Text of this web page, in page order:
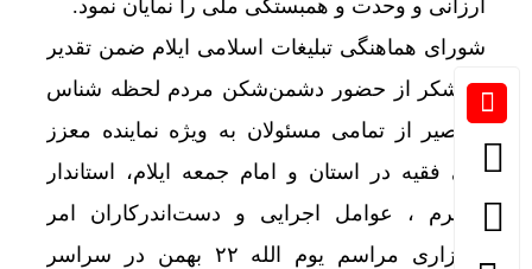
ارزانی و وحدت و همبستگی ملی را نمایان نمود.
شورای هماهنگی تبلیغات اسلامی ایلام ضمن تقدیر
و تشکر از حضور دشمن‌شکن مردم لحظه شناس
و بصیر از تمامی مسئولان به ویژه نماینده معزز
ولی فقیه در استان و امام جمعه ایلام، استاندار
محترم ، عوامل اجرایی و دست‌اندرکاران امر
برگزاری مراسم یوم الله ۲۲ بهمن در سراسر